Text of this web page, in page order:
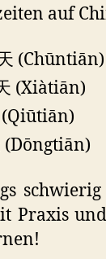
auf
(Chūntiān)
(Xiàtiān)
(Qiūtiān)
Praxis